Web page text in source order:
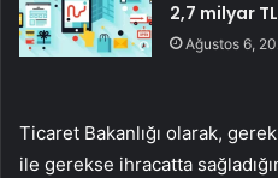
2,7 milyar
Ağustos 6,
Ticaret Bakanlığı olarak,
ile gerekse ihracatta